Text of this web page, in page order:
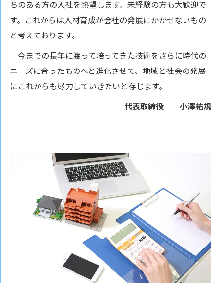
ちのある方の入社を熱望します。未経験の方も大歓迎で
す。これからは人材育成が会社の発展にかかせないもの
と考えております。
今までの長年に渡って培ってきた技術をさらに時代の
ニーズに合ったものへと進化させて、地域と社会の発展
にこれからも尽力していきたいと存じます。
代表取締役 小澤祐規